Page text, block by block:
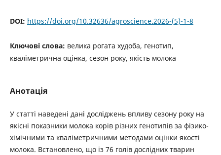
DOI: https://doi.org/10.32636/agroscience.2026-(5)-1-8
Ключові слова: велика рогата худоба, генотип,
кваліметрична оцінка, сезон року, якість молока
Анотація
У статті наведені дані досліджень впливу сезону року на
якісні показники молока корів різних генотипів за фізико-
хімічними та кваліметричними методами оцінки якості
молока. Встановлено, що із 76 голів дослідних тварин